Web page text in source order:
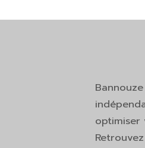
optimiser